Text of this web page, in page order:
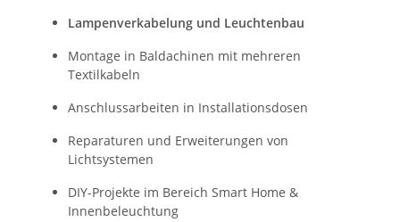
Lampenverkabelung und Leuchtenbau
Montage in Baldachinen mit mehreren
Textilkabeln
Anschlussarbeiten in Installationsdosen
Reparaturen und Erweiterungen von
Lichtsystemen
DIY-Projekte im Bereich Smart Home &
Innenbeleuchtung